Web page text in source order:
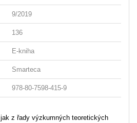
9/2019
136
E-kniha
Smarteca
978-80-7598-415-9
z řady výzkumných teoretických